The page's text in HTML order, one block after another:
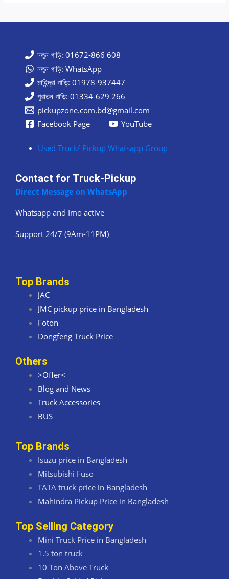
নতুন গাড়ি: 01672-866 608
নতুন গাড়ি: WhatsApp
মাহিন্দ্রা গাড়ি: 01978-937447
পুরাতন গাড়ি: 01334-629 266
pickupzone.com.bd@gmail.com
Facebook Page
YouTube
Used Truck/ Pickup Whatsapp Group
Contact for Truck-Pickup
Direct Message on WhatsApp
Whatsapp and Imo active
Support 24/7 (9Am-11PM)
Top Brands
JAC
JMC pickup price in Bangladesh
Foton
Dongfeng Truck Price
Others
>Offer<
Blog and News
Truck Accessories
BUS
Top Brands
Isuzu price in Bangladesh
Mitsubishi Fuso
TATA truck price in Bangladesh
Mahindra Pickup Price in Bangladesh
Top Selling Category
Mini Truck Price in Bangladesh
1.5 ton truck
10 Ton Above Truck